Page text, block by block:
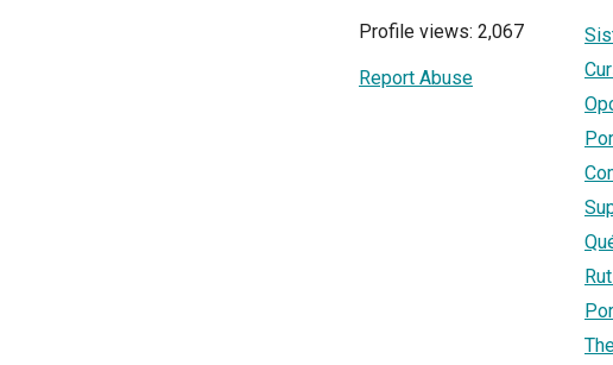
Profile views: 2,067
Report Abuse